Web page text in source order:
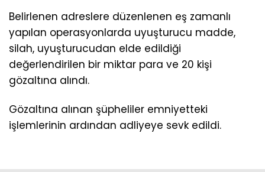
Belirlenen adreslere düzenlenen eş zamanlı
yapılan operasyonlarda uyuşturucu madde,
silah, uyuşturucudan elde edildiği
değerlendirilen bir miktar para ve 20 kişi
gözaltına alındı.
Gözaltına alınan şüpheliler emniyetteki
işlemlerinin ardından adliyeye sevk edildi.